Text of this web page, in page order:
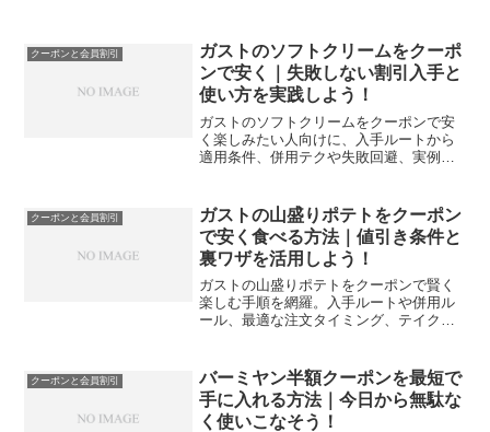
クーポンと会員割引
ガストのソフトクリームをクーポ
ンで安く｜失敗しない割引入手と
使い方を実践しよう！
ガストのソフトクリームをクーポンで安
く楽しみたい人向けに、入手ルートから
適用条件、併用テクや失敗回避、実例計
クーポンと会員割引
ガストの山盛りポテトをクーポン
で安く食べる方法｜値引き条件と
裏ワザを活用しよう！
ガストの山盛りポテトをクーポンで賢く
楽しむ手順を網羅。入手ルートや併用ル
ール、最適な注文タイミング、テイクア
説します。
クーポンと会員割引
バーミヤン半額クーポンを最短で
手に入れる方法｜今日から無駄な
く使いこなそう！